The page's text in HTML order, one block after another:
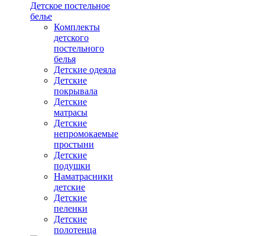
Детское постельное
белье
Комплекты
детского
постельного
белья
Детские одеяла
Детские
покрывала
Детские
матрасы
Детские
непромокаемые
простыни
Детские
подушки
Наматрасники
детские
Детские
пеленки
Детские
полотенца